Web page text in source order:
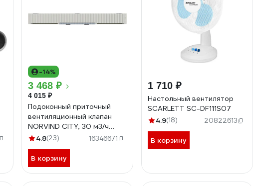
-14%
3 468 ₽
4 015 ₽
Подоконный приточный
вентиляционный клапан
NORVIND CITY, 30 м3/ч
NV3CIT1
4.8(23) 16346671
В корзину
1 710 ₽
Настольный вентилятор
SCARLETT SC-DF111S07
4.9(18) 20822613
В корзину